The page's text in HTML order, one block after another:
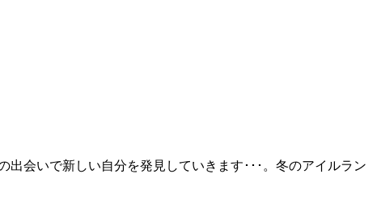
会いで新しい自分を発見していきます･･･。冬のアイルラン